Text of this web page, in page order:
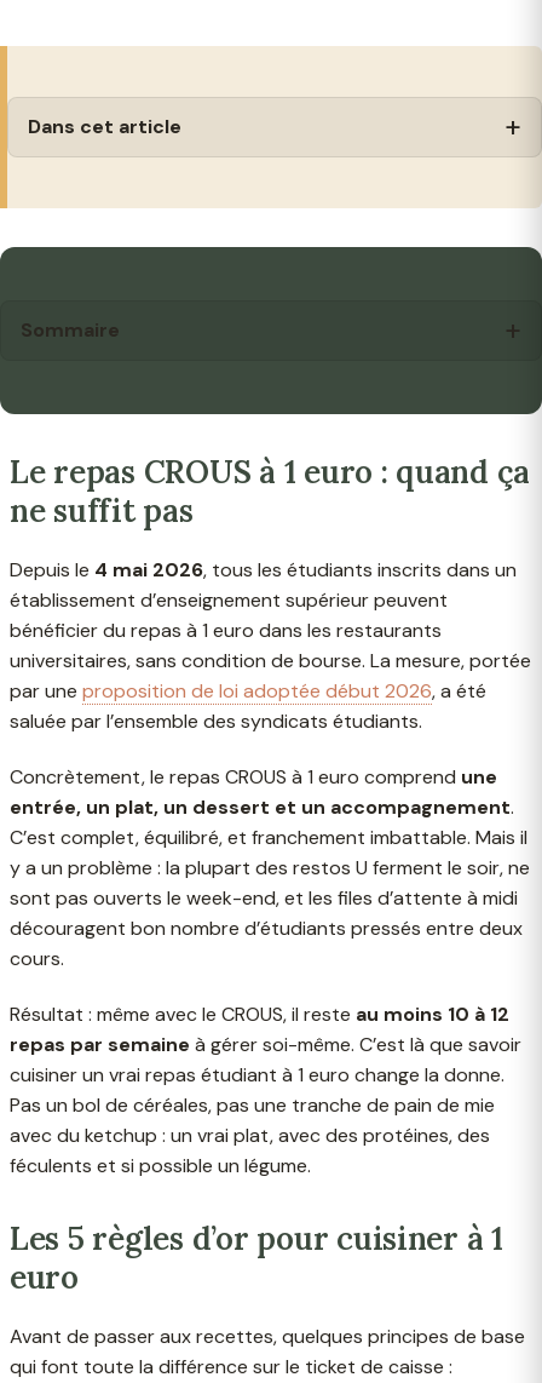
Dans cet article
Sommaire
Le repas CROUS à 1 euro : quand ça
ne suffit pas
Depuis le 4 mai 2026, tous les étudiants inscrits dans un
établissement d’enseignement supérieur peuvent
bénéficier du repas à 1 euro dans les restaurants
universitaires, sans condition de bourse. La mesure, portée
par une proposition de loi adoptée début 2026, a été
saluée par l’ensemble des syndicats étudiants.
Concrètement, le repas CROUS à 1 euro comprend une
entrée, un plat, un dessert et un accompagnement.
C’est complet, équilibré, et franchement imbattable. Mais il
y a un problème : la plupart des restos U ferment le soir, ne
sont pas ouverts le week-end, et les files d’attente à midi
découragent bon nombre d’étudiants pressés entre deux
cours.
Résultat : même avec le CROUS, il reste au moins 10 à 12
repas par semaine à gérer soi-même. C’est là que savoir
cuisiner un vrai repas étudiant à 1 euro change la donne.
Pas un bol de céréales, pas une tranche de pain de mie
avec du ketchup : un vrai plat, avec des protéines, des
féculents et si possible un légume.
Les 5 règles d’or pour cuisiner à 1
euro
Avant de passer aux recettes, quelques principes de base
qui font toute la différence sur le ticket de caisse :